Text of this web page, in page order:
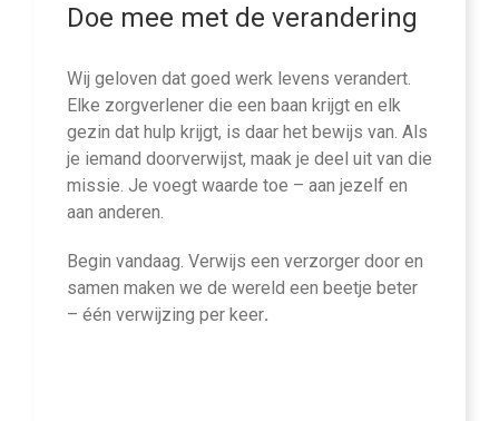
Doe mee met de verandering
Wij geloven dat goed werk levens verandert.
Elke zorgverlener die een baan krijgt en elk
gezin dat hulp krijgt, is daar het bewijs van. Als
je iemand doorverwijst, maak je deel uit van die
missie. Je voegt waarde toe – aan jezelf en
aan anderen.
Begin vandaag. Verwijs een verzorger door en
samen maken we de wereld een beetje beter
– één verwijzing per keer.